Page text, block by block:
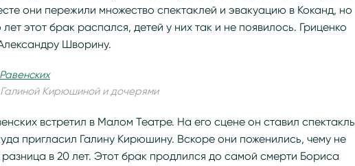
они пережили множество спектаклей и эвакуацию в Коканд, но
лет этот брак распался, детей у них так и не появилось. Гриценко
Шворину.
Кирюшиной и дочерями
встретил в Малом Театре. На его сцене он ставил спектакль
пригласил Галину Кирюшину. Вскоре они поженились, чему не
в 20 лет. Этот брак продлился до самой смерти Бориса